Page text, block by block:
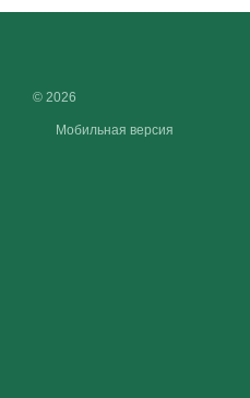
© 2026
Мобильная версия